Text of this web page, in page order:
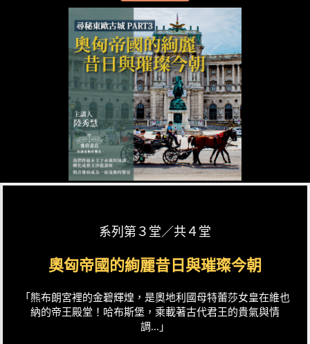
系列第３堂／共４堂
奧匈帝國的絢麗昔日與璀璨今朝
「熊布朗宮裡的金碧輝煌，是奧地利國母特蕾莎女皇在維也
納的帝王殿堂！哈布斯堡，乘載著古代君王的貴氣與情
調...」